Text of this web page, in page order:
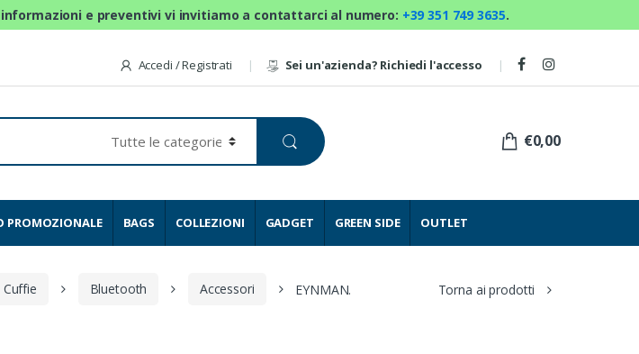
e preventivi vi invitiamo a contattarci al numero: +39 351 749 3635.
Accedi / Registrati Sei un'azienda? Richiedi l'accesso
€0,00
PROMOZIONALE BAGS COLLEZIONI GADGET GREEN SIDE OUTLET
Cuffie Bluetooth Accessori
EYNMAN.
Torna ai prodotti